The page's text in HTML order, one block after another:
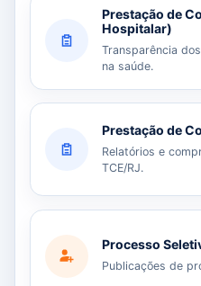
Prestação de
Hospitalar)
Transparência
na saúde.
Prestação de
Relatórios e
TCE/RJ.
Processo
Publicações de